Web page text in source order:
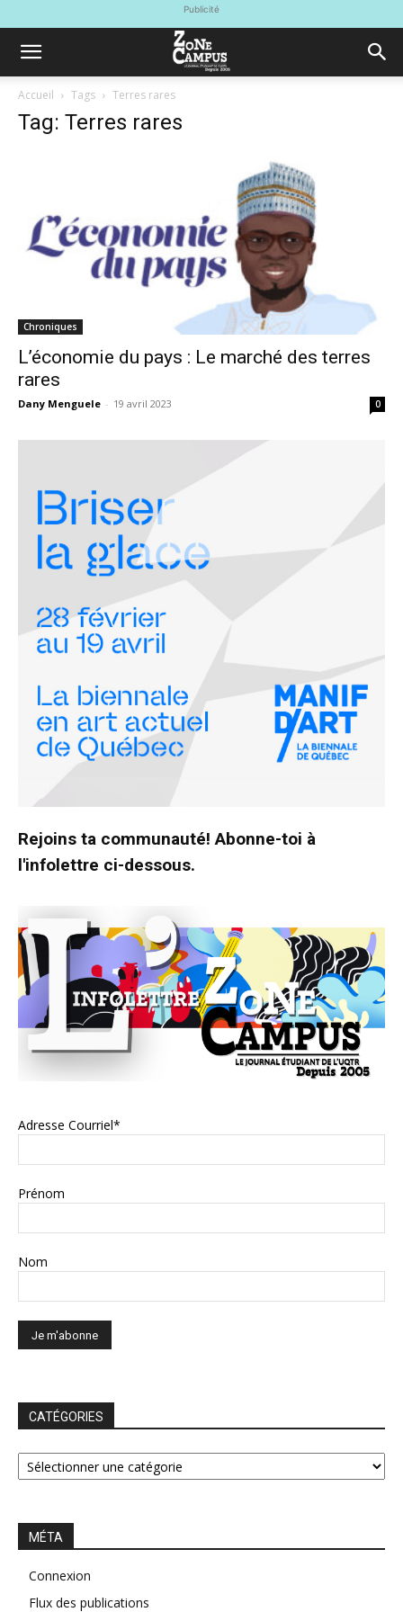
Publicité
Accueil Tags Terres rares
Tag: Terres rares
Chroniques
L’économie du pays : Le marché des terres
rares
Dany Menguele - 19 avril 2023 0
Rejoins ta communauté! Abonne-toi à
l'infolettre ci-dessous.
Adresse Courriel*
Prénom
Nom
CATÉGORIES
CATÉGORIES
MÉTA
Connexion
Flux des publications